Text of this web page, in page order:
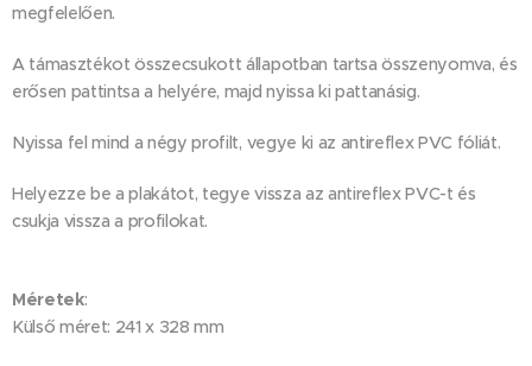
megfelelően.
A támasztékot összecsukott állapotban tartsa összenyomva, és
erősen pattintsa a helyére, majd nyissa ki pattanásig.
Nyissa fel mind a négy profilt, vegye ki az antireflex PVC fóliát.
Helyezze be a plakátot, tegye vissza az antireflex PVC-t és
csukja vissza a profilokat.
Méretek:
Külső méret: 241 x 328 mm